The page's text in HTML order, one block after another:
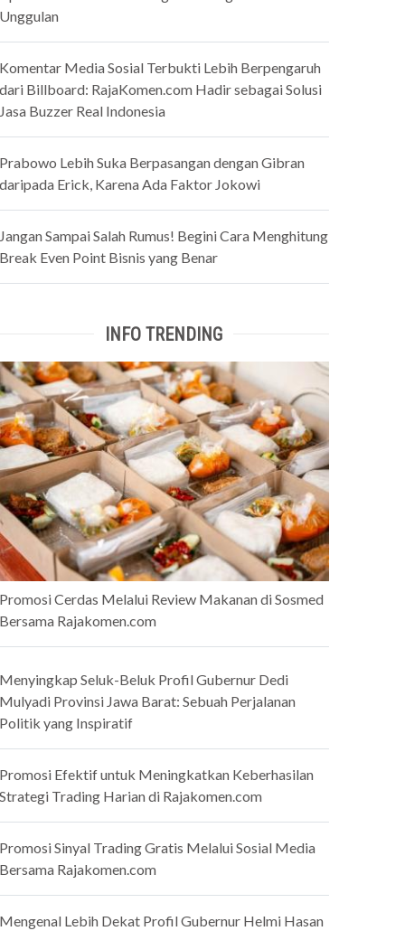
Media Sosial Terbukti Lebih Berpengaruh
Billboard: RajaKomen.com Hadir sebagai Solusi
Buzzer Real Indonesia
Lebih Suka Berpasangan dengan Gibran
Erick, Karena Ada Faktor Jokowi
Sampai Salah Rumus! Begini Cara Menghitung
Even Point Bisnis yang Benar
INFO TRENDING
Cerdas Melalui Review Makanan di Sosmed
Rajakomen.com
Seluk-Beluk Profil Gubernur Dedi
Provinsi Jawa Barat: Sebuah Perjalanan
yang Inspiratif
Efektif untuk Meningkatkan Keberhasilan
Trading Harian di Rajakomen.com
Sinyal Trading Gratis Melalui Sosial Media
Rajakomen.com
Lebih Dekat Profil Gubernur Helmi Hasan